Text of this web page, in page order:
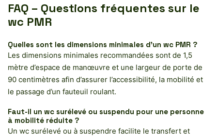
FAQ – Questions fréquentes sur le
wc PMR
Quelles sont les dimensions minimales d’un wc PMR ?
Les dimensions minimales recommandées sont de 1,5
mètre d’espace de manœuvre et une largeur de porte de
90 centimètres afin d’assurer l’accessibilité, la mobilité et
le passage d’un fauteuil roulant.
Faut-il un wc surélevé ou suspendu pour une personne
à mobilité réduite ?
Un wc surélevé ou à suspendre facilite le transfert et